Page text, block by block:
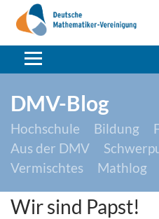
DMV-Blog
Hochschule Bildung
Aus der DMV
Vermischtes
Mathlog
Wir sind Papst!